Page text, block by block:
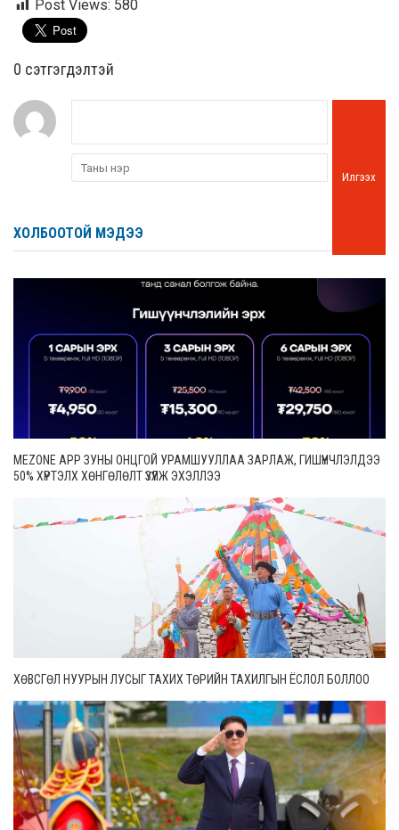
Post Views: 580
0 cэтгэгдэлтэй
Илгээх
ХОЛБООТОЙ МЭДЭЭ
MEZONE APP ЗУНЫ ОНЦГОЙ УРАМШУУЛЛАА ЗАРЛАЖ, ГИШҮҮНЧЛЭЛДЭЭ
50% ХҮРТЭЛХ ХӨНГӨЛӨЛТ ҮЗҮҮЛЖ ЭХЭЛЛЭЭ
ХӨВСГӨЛ НУУРЫН ЛУСЫГ ТАХИХ ТӨРИЙН ТАХИЛГЫН ЁСЛОЛ БОЛЛОО